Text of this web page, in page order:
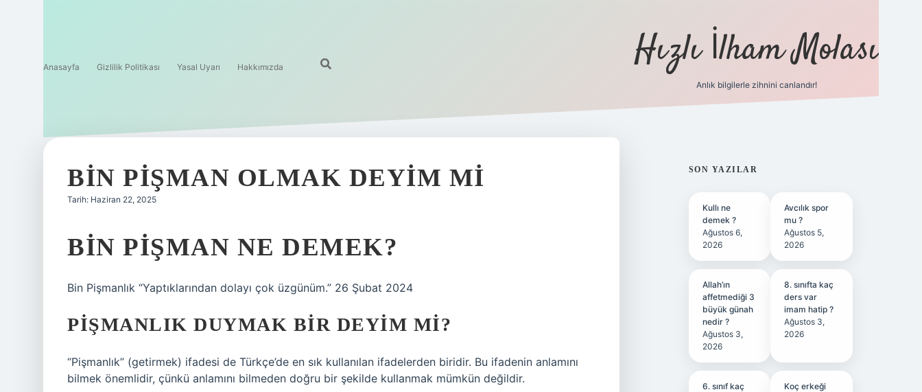
Anasayfa Gizlilik Politikası Yasal Uyarı Hakkımızda Hızlı İlham Molası
Anlık bilgilerle zihnini canlandır!
BIN PIŞMAN OLMAK DEYIM MI
Tarih: Haziran 22, 2025
BIN PIŞMAN NE DEMEK?
Bin Pişmanlık “Yaptıklarından dolayı çok üzgünüm.” 26 Şubat 2024
PIŞMANLIK DUYMAK BIR DEYIM MI?
“Pişmanlık” (getirmek) ifadesi de Türkçe’de en sık kullanılan ifadelerden biridir. Bu ifadenin anlamını
bilmek önemlidir, çünkü anlamını bilmeden doğru bir şekilde kullanmak mümkün değildir.
SIDEBAR
SON YAZILAR
Kullı ne
demek ?
Ağustos 6,
2026
Avcılık spor
mu ?
Ağustos 5,
2026
Allah’ın
affetmediği 3
büyük günah
nedir ?
Ağustos 3,
2026
8. sınıfta kaç
ders var
imam hatip ?
Ağustos 3,
2026
6. sınıf kaç
Koç erkeği